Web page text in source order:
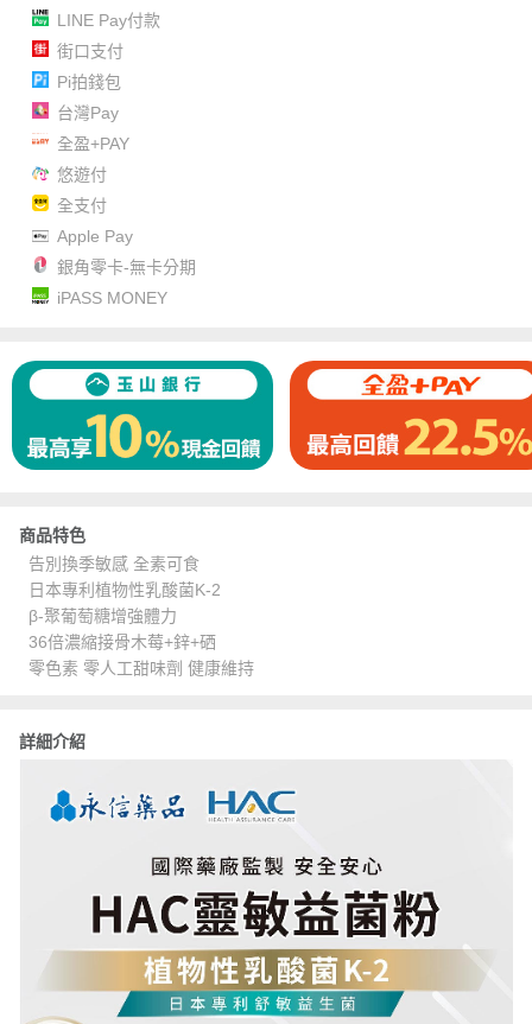
LINE Pay付款
街口支付
Pi拍錢包
台灣Pay
全盈+PAY
悠遊付
全支付
Apple Pay
銀角零卡-無卡分期
iPASS MONEY
商品特色
告別換季敏感 全素可食
日本專利植物性乳酸菌K-2
β-聚葡萄糖增強體力
36倍濃縮接骨木莓+鋅+硒
零色素 零人工甜味劑 健康維持
詳細介紹